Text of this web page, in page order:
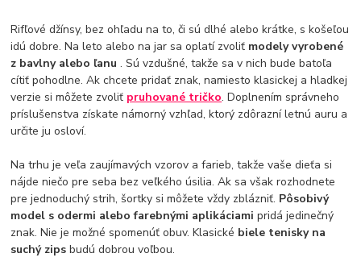
Rifľové džínsy, bez ohľadu na to, či sú dlhé alebo krátke, s košeľou
idú dobre. Na leto alebo na jar sa oplatí zvoliť modely vyrobené
z bavlny alebo ľanu. Sú vzdušné, takže sa v nich bude batoľa
cítiť pohodlne. Ak chcete pridať znak, namiesto klasickej a hladkej
verzie si môžete zvoliť pruhované tričko. Doplnením správneho
príslušenstva získate námorný vzhľad, ktorý zdôrazní letnú auru a
určite ju osloví.
Na trhu je veľa zaujímavých vzorov a farieb, takže vaše dieťa si
nájde niečo pre seba bez veľkého úsilia. Ak sa však rozhodnete
pre jednoduchý strih, šortky si môžete vždy zblázniť. Pôsobivý
model s odermi alebo farebnými aplikáciamipridá jedinečný
znak. Nie je možné spomenúť obuv. Klasické biele tenisky na
suchý zipsbudú dobrou voľbou.